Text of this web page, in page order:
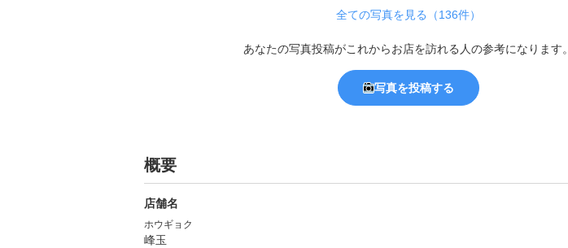
全ての写真を見る（136件）
あなたの写真投稿がこれからお店を訪れる人の参考になります。
写真を投稿する
概要
店舗名
ホウギョク
峰玉